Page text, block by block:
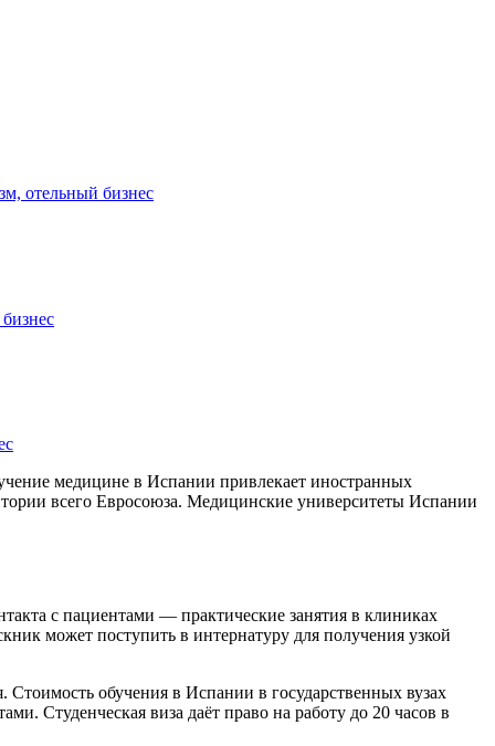
отельный бизнес
медицине в Испании привлекает иностранных
всего Евросоюза. Медицинские университеты Испании
с пациентами — практические занятия в клиниках
может поступить в интернатуру для получения узкой
обучения в Испании в государственных вузах
Студенческая виза даёт право на работу до 20 часов в